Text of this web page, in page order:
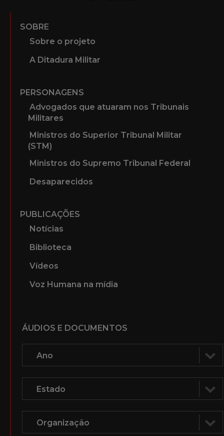
SOBRE
Sobre o projeto
A Ditadura Militar
PERSONAGENS
Advogados que atuaram nos Tribunais
Militares
Ministros do Superior Tribunal Militar
(STM)
Ministros do Supremo Tribunal Federal
Desaparecidos
PUBLICAÇÕES
Notícias
Biblioteca
Vídeos
Voz Humana na mídia
ÁUDIOS E DOCUMENTOS